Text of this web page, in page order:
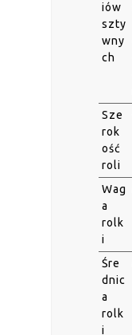
iów
szty
wny
ch
Sze
rok
ość
roli
Wag
a
rolk
i
Śre
dnic
a
rolk
i